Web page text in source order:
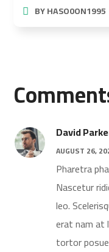
BYHASO0ON1995
David
AUGUST 26,
Pharetra
Nascetur
leo.
erat nam at
tortor